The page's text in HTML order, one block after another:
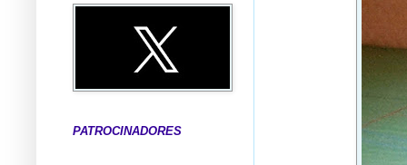
PATROCINADORES